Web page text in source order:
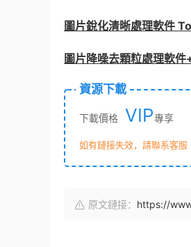
圖片銳化清晰處理軟件
圖片降噪去顆粒處理軟
資源下載
下載價格 VIP專享
如有鏈接失效，請聯系客服
原文鏈接： https://